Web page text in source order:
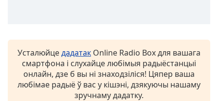
Escape
cancel
close
Усталюйцедадатак Online Radio Box для вашага
смартфона і слухайце любімыя радыёстанцыі
онлайн, дзе б вы ні знаходзіліся! Цяпер ваша
любімае радыё ў вас у кішэні, дзякуючы нашаму
зручнаму дадатку.